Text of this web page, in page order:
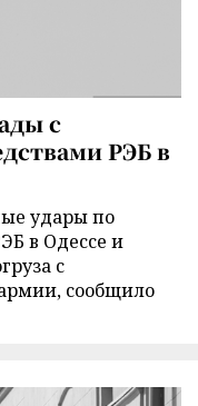
с
РЭБ в
удары по
в Одессе и
с
сообщило